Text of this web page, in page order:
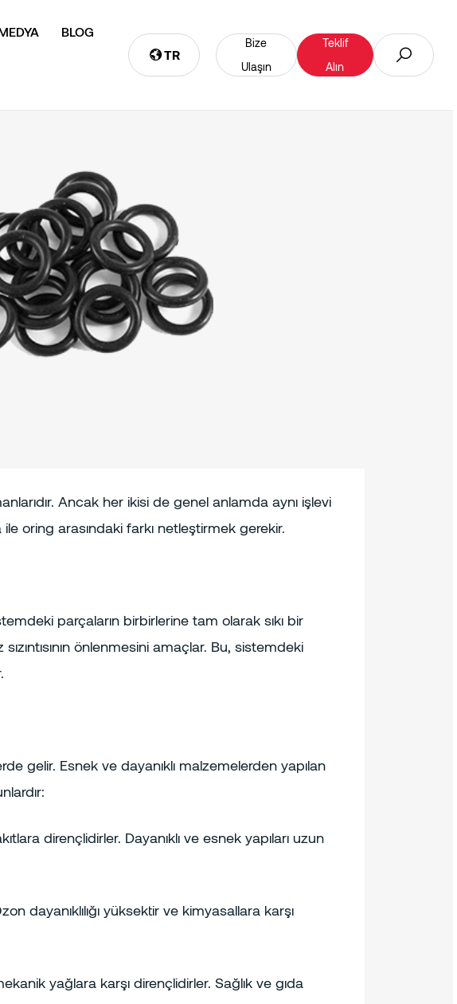
BLOG
TR
Bize
Ulaşın
Teklif
Alın
Ancak her ikisi de genel anlamda aynı işlevi
oring arasındaki farkı netleştirmek gerekir.
parçaların birbirlerine tam olarak sıkı bir
önlenmesini amaçlar. Bu, sistemdeki
gelir. Esnek ve dayanıklı malzemelerden yapılan
dirençlidirler. Dayanıklı ve esnek yapıları uzun
dayanıklılığı yüksektir ve kimyasallara karşı
yağlara karşı dirençlidirler. Sağlık ve gıda